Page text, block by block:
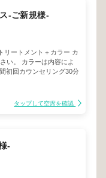
-ご新規様-
リートメント＋カラー カ
い。 カラーは内容によ
初回カウンセリング30分
タップして空席を確認
-